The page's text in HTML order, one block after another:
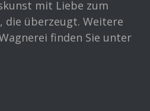
mit Liebe zum
die überzeugt. Weitere
finden Sie unter